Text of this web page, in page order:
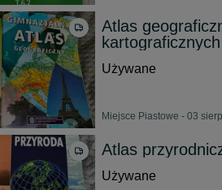
Atlas
kartograficznych
Używane
Miejsce Piastowe - 03
Atlas
Używane